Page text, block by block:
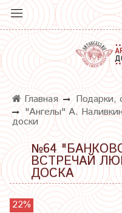
Главная Подарки,
"Ангелы" А.
доски
№64
ВСТРЕЧАЙ
ДОСКА
22%